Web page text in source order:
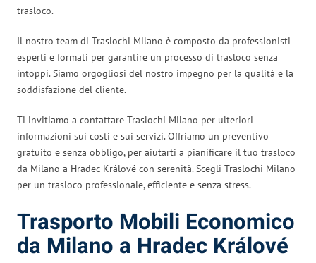
trasloco.
Il nostro team di Traslochi Milano è composto da professionisti
esperti e formati per garantire un processo di trasloco senza
intoppi. Siamo orgogliosi del nostro impegno per la qualità e la
soddisfazione del cliente.
Ti invitiamo a contattare Traslochi Milano per ulteriori
informazioni sui costi e sui servizi. Offriamo un preventivo
gratuito e senza obbligo, per aiutarti a pianificare il tuo trasloco
da Milano a Hradec Králové con serenità. Scegli Traslochi Milano
per un trasloco professionale, efficiente e senza stress.
Trasporto Mobili Economico
da Milano a Hradec Králové